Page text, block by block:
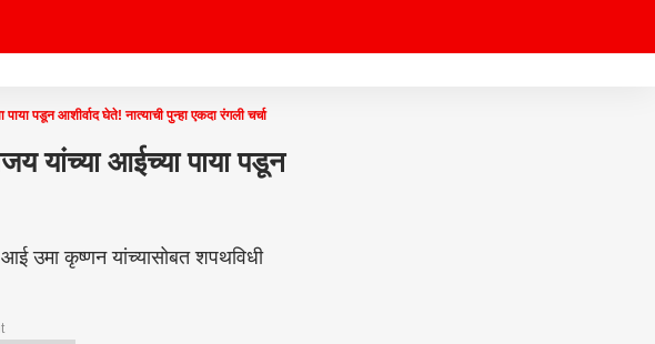
पडून आशीर्वाद घेते! नात्याची पुन्हा एकदा रंगली चर्चा
यांच्या आईच्या पाया पडून
उमा कृष्णन यांच्यासोबत शपथविधी